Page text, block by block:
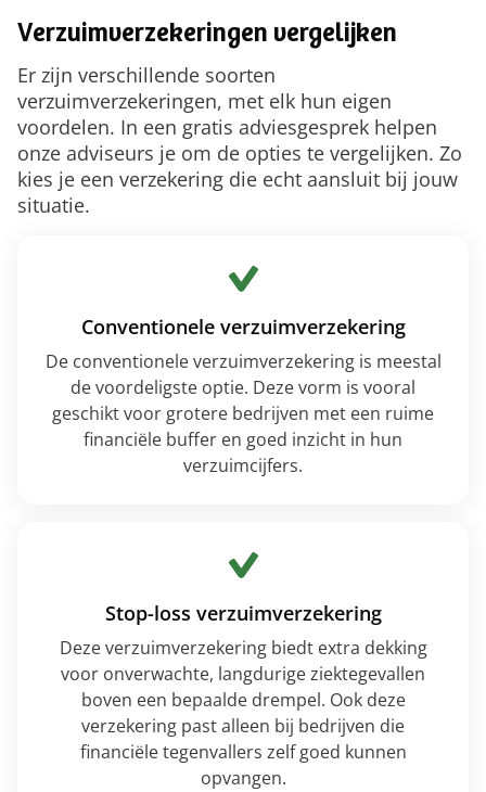
Verzuimverzekeringen vergelijken
Er zijn verschillende soorten
verzuimverzekeringen, met elk hun eigen
voordelen. In een gratis adviesgesprek helpen
onze adviseurs je om de opties te vergelijken. Zo
kies je een verzekering die echt aansluit bij jouw
situatie.
Conventionele verzuimverzekering
De conventionele verzuimverzekering is meestal
de voordeligste optie. Deze vorm is vooral
geschikt voor grotere bedrijven met een ruime
financiële buffer en goed inzicht in hun
verzuimcijfers.
Stop-loss verzuimverzekering
Deze verzuimverzekering biedt extra dekking
voor onverwachte, langdurige ziektegevallen
boven een bepaalde drempel. Ook deze
verzekering past alleen bij bedrijven die
financiële tegenvallers zelf goed kunnen
opvangen.